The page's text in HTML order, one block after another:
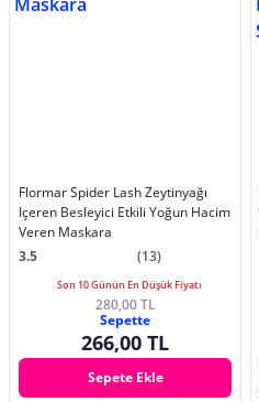
Flormar Spider Lash Zeytinyağı
Içeren Besleyici Etkili Yoğun Hacim
Veren Maskara
3.5
(13)
Son 10 Günün En Düşük Fiyatı
280,00 TL
Sepette
266,00 TL
Sepete Ekle